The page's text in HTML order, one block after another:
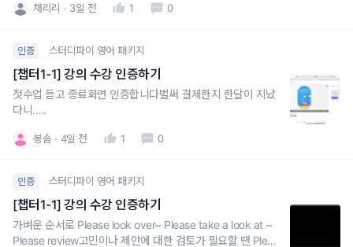
채리리 3일 전 1 0
인증 스터디파이 영어 패키지
[챕터1-1] 강의 수강 인증하기
첫수업 듣고 종료화면 인증합니다벌써 결제한지 한달이 지났
다니.....
봉솜 4일 전 1 0
인증 스터디파이 영어 패키지
[챕터1-1] 강의 수강 인증하기
가벼운 순서로 Please look over~ Please take a look at ~
Please review고민이나 제안에 대한 검토가 필요할 땐 Pleas